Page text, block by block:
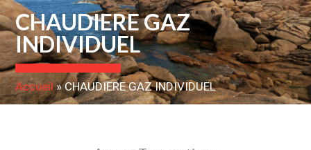
CHAUDIERE GAZ
INDIVIDUEL
Accueil»CHAUDIERE GAZ INDIVIDUEL